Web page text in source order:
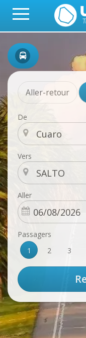
Aller-retour
De
Vers
Aller
Passagers
1
2 3